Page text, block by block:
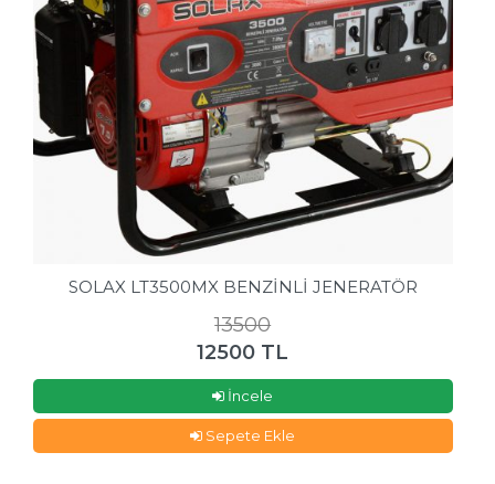
SOLAX LT3500MX BENZİNLİ JENERATÖR
13500
12500 TL
İncele
Sepete Ekle